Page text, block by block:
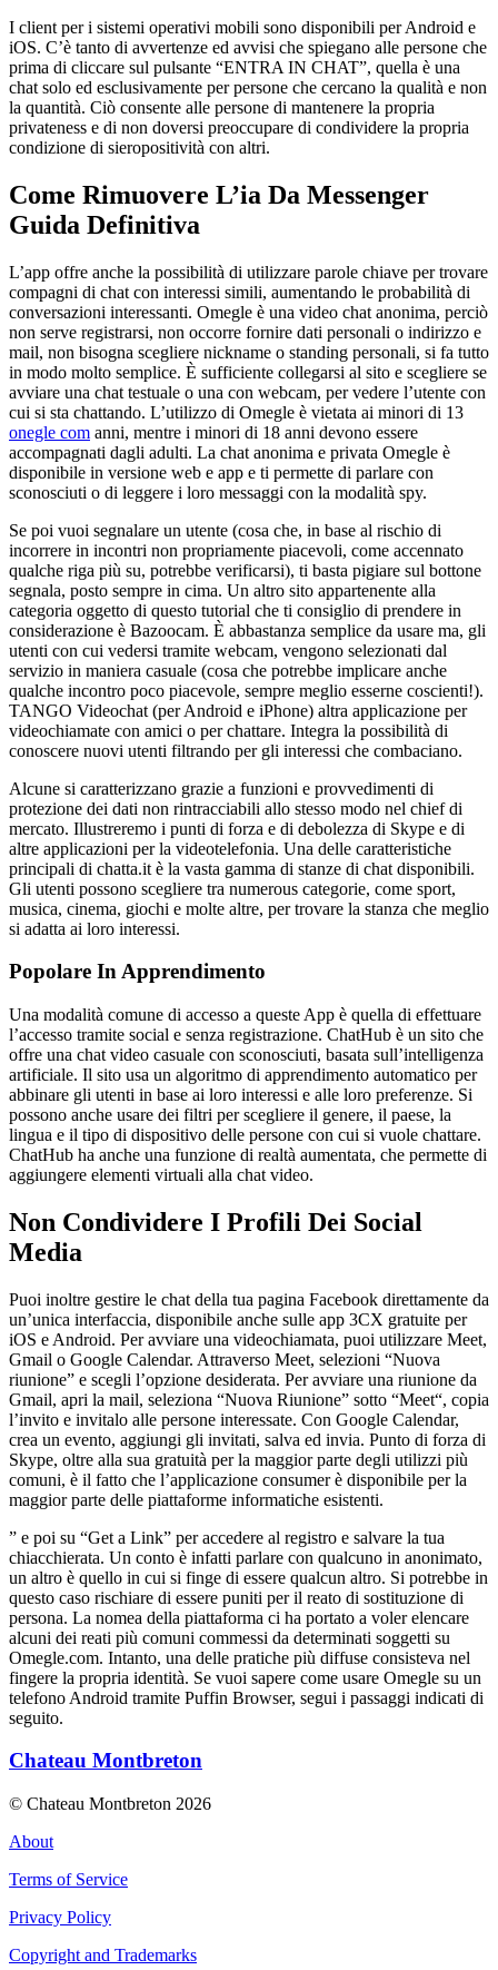
I client per i sistemi operativi mobili sono disponibili per Android e
iOS. C’è tanto di avvertenze ed avvisi che spiegano alle persone che
prima di cliccare sul pulsante “ENTRA IN CHAT”, quella è una
chat solo ed esclusivamente per persone che cercano la qualità e non
la quantità. Ciò consente alle persone di mantenere la propria
privateness e di non doversi preoccupare di condividere la propria
condizione di sieropositività con altri.
Come Rimuovere L’ia Da Messenger
Guida Definitiva
L’app offre anche la possibilità di utilizzare parole chiave per trovare
compagni di chat con interessi simili, aumentando le probabilità di
conversazioni interessanti. Omegle è una video chat anonima, perciò
non serve registrarsi, non occorre fornire dati personali o indirizzo e
mail, non bisogna scegliere nickname o standing personali, si fa tutto
in modo molto semplice. È sufficiente collegarsi al sito e scegliere se
avviare una chat testuale o una con webcam, per vedere l’utente con
cui si sta chattando. L’utilizzo di Omegle è vietata ai minori di 13
onegle com anni, mentre i minori di 18 anni devono essere
accompagnati dagli adulti. La chat anonima e privata Omegle è
disponibile in versione web e app e ti permette di parlare con
sconosciuti o di leggere i loro messaggi con la modalità spy.
Se poi vuoi segnalare un utente (cosa che, in base al rischio di
incorrere in incontri non propriamente piacevoli, come accennato
qualche riga più su, potrebbe verificarsi), ti basta pigiare sul bottone
segnala, posto sempre in cima. Un altro sito appartenente alla
categoria oggetto di questo tutorial che ti consiglio di prendere in
considerazione è Bazoocam. È abbastanza semplice da usare ma, gli
utenti con cui vedersi tramite webcam, vengono selezionati dal
servizio in maniera casuale (cosa che potrebbe implicare anche
qualche incontro poco piacevole, sempre meglio esserne coscienti!).
TANGO Videochat (per Android e iPhone) altra applicazione per
videochiamate con amici o per chattare. Integra la possibilità di
conoscere nuovi utenti filtrando per gli interessi che combaciano.
Alcune si caratterizzano grazie a funzioni e provvedimenti di
protezione dei dati non rintracciabili allo stesso modo nel chief di
mercato. Illustreremo i punti di forza e di debolezza di Skype e di
altre applicazioni per la videotelefonia. Una delle caratteristiche
principali di chatta.it è la vasta gamma di stanze di chat disponibili.
Gli utenti possono scegliere tra numerous categorie, come sport,
musica, cinema, giochi e molte altre, per trovare la stanza che meglio
si adatta ai loro interessi.
Popolare In Apprendimento
Una modalità comune di accesso a queste App è quella di effettuare
l’accesso tramite social e senza registrazione. ChatHub è un sito che
offre una chat video casuale con sconosciuti, basata sull’intelligenza
artificiale. Il sito usa un algoritmo di apprendimento automatico per
abbinare gli utenti in base ai loro interessi e alle loro preferenze. Si
possono anche usare dei filtri per scegliere il genere, il paese, la
lingua e il tipo di dispositivo delle persone con cui si vuole chattare.
ChatHub ha anche una funzione di realtà aumentata, che permette di
aggiungere elementi virtuali alla chat video.
Non Condividere I Profili Dei Social
Media
Puoi inoltre gestire le chat della tua pagina Facebook direttamente da
un’unica interfaccia, disponibile anche sulle app 3CX gratuite per
iOS e Android. Per avviare una videochiamata, puoi utilizzare Meet,
Gmail o Google Calendar. Attraverso Meet, selezioni “Nuova
riunione” e scegli l’opzione desiderata. Per avviare una riunione da
Gmail, apri la mail, seleziona “Nuova Riunione” sotto “Meet“, copia
l’invito e invitalo alle persone interessate. Con Google Calendar,
crea un evento, aggiungi gli invitati, salva ed invia. Punto di forza di
Skype, oltre alla sua gratuità per la maggior parte degli utilizzi più
comuni, è il fatto che l’applicazione consumer è disponibile per la
maggior parte delle piattaforme informatiche esistenti.
” e poi su “Get a Link” per accedere al registro e salvare la tua
chiacchierata. Un conto è infatti parlare con qualcuno in anonimato,
un altro è quello in cui si finge di essere qualcun altro. Si potrebbe in
questo caso rischiare di essere puniti per il reato di sostituzione di
persona. La nomea della piattaforma ci ha portato a voler elencare
alcuni dei reati più comuni commessi da determinati soggetti su
Omegle.com. Intanto, una delle pratiche più diffuse consisteva nel
fingere la propria identità. Se vuoi sapere come usare Omegle su un
telefono Android tramite Puffin Browser, segui i passaggi indicati di
seguito.
Chateau Montbreton
© Chateau Montbreton 2026
About
Terms of Service
Privacy Policy
Copyright and Trademarks